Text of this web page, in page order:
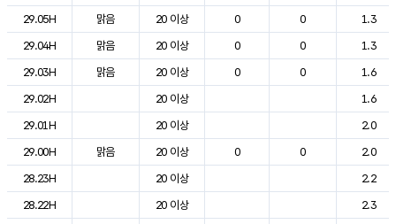
29.05H
맑음 20 이상 0 0
1.3
29.04H
맑음 20 이상 0 0
1.3
29.03H
맑음 20 이상 0 0
1.6
29.02H
20 이상
1.6
29.01H
20 이상
2.0
29.00H
맑음 20 이상 0 0
2.0
28.23H
20 이상
2.2
28.22H
20 이상
2.3